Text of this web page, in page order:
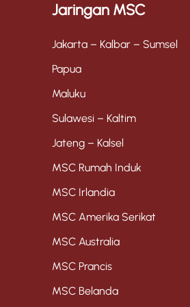
Jaringan MSC
Jakarta – Kalbar – Sumsel
Papua
Maluku
Sulawesi – Kaltim
Jateng – Kalsel
MSC Rumah Induk
MSC Irlandia
MSC Amerika Serikat
MSC Australia
MSC Prancis
MSC Belanda